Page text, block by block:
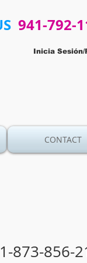
941-792-
Inicia Sesión/
CONTACT
1-873-856-